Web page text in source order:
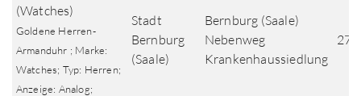
(Watches)
Goldene Herren-
Armanduhr ; Marke:
Watches; Typ: Herren;
Anzeige: Analog;
Stadt
Bernburg
(Saale)
Bernburg (Saale)
Nebenweg
Krankenhaussiedlung